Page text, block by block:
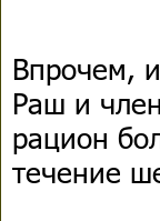
Впрочем,
Раш и
рацион
течение